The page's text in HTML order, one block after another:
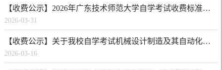
【收费公示】2026年广东技术师范大学自学考试收费标准公示
2026-03-31
【收费公示】关于我校自学考试机械设计制造及其自动化（专升本）专业实践性环节课程考核培训费公示
2026-03-16